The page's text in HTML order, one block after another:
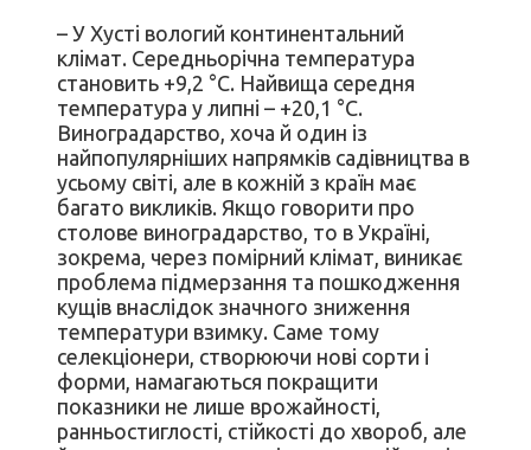
– У Хусті вологий континентальний
клімат. Середньорічна температура
становить +9,2 °C. Найвища середня
температура у липні – +20,1 °C.
Виноградарство, хоча й один із
найпопулярніших напрямків садівництва в
усьому світі, але в кожній з країн має
багато викликів. Якщо говорити про
столове виноградарство, то в Україні,
зокрема, через помірний клімат, виникає
проблема підмерзання та пошкодження
кущів внаслідок значного зниження
температури взимку. Саме тому
селекціонери, створюючи нові сорти і
форми, намагаються покращити
показники не лише врожайності,
ранньостиглості, стійкості до хвороб, але